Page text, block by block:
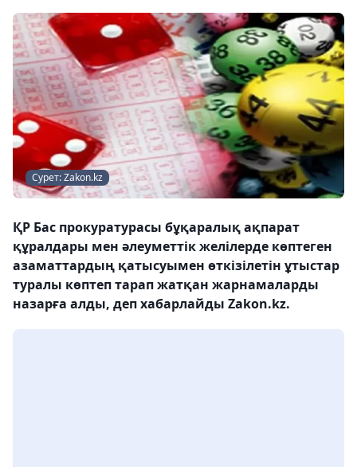
Сурет: Zakon.kz
ҚР Бас прокуратурасы бұқаралық ақпарат
құралдары мен әлеуметтік желілерде көптеген
азаматтардың қатысуымен өткізілетін ұтыстар
туралы көптеп тарап жатқан жарнамаларды
назарға алды, деп хабарлайды Zakon.kz.